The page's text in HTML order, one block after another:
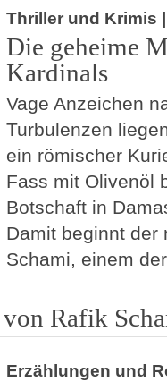
Thriller und Krimis
Die geheime
Kardinals
Vage Anzeichen
Turbulenzen
ein römischer
Fass mit Olivenöl
Botschaft in
Damit beginnt der
Schami, einem
Rafik
Erzählungen und